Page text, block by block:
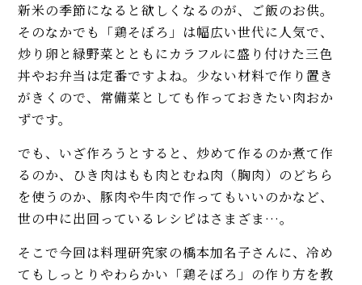
新米の季節になると欲しくなるのが、ご飯のお供。
そのなかでも「鶏そぼろ」は幅広い世代に人気で、
炒り卵と緑野菜とともにカラフルに盛り付けた三色
丼やお弁当は定番ですよね。少ない材料で作り置き
がきくので、常備菜としても作っておきたい肉おか
ずです。
でも、いざ作ろうとすると、炒めて作るのか煮て作
るのか、ひき肉はもも肉とむね肉（胸肉）のどちら
を使うのか、豚肉や牛肉で作ってもいいのかなど、
世の中に出回っているレシピはさまざま…。
そこで今回は料理研究家の橋本加名子さんに、冷め
てもしっとりやわらかい「鶏そぼろ」の作り方を教
【簡単】こんにゃくレシピ4品。
甘辛味の煮物、炒め物、サラ
ダ、唐揚げ…アク抜き、栄養も解
説！
エリックサウス直伝「本格バタ
【本格】ボローニャ風「ラザニ
ア」プロのレシピ。簡単なパス
タ生地の作り方も紹介！
【プロ直伝】NY流チリコンカン
本格レシピ。スパイス、粗挽き
肉、黒ビールにコツあり！
【初心者必見】干さない、シソ
不要！ 昔ながらの塩漬け梅干し
の簡単な作り方
モヒートの基本レシピ。すっきり
MORE